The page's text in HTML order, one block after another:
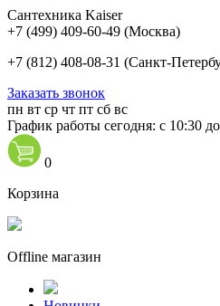
Сантехника Kaiser
+7 (499) 409-60-49 (Москва)
+7 (812) 408-08-31 (Санкт-
Заказать звонок
пн вт ср чт пт сб вс
График работы сегодня: с 10:30
0
Корзина
Offline магазин